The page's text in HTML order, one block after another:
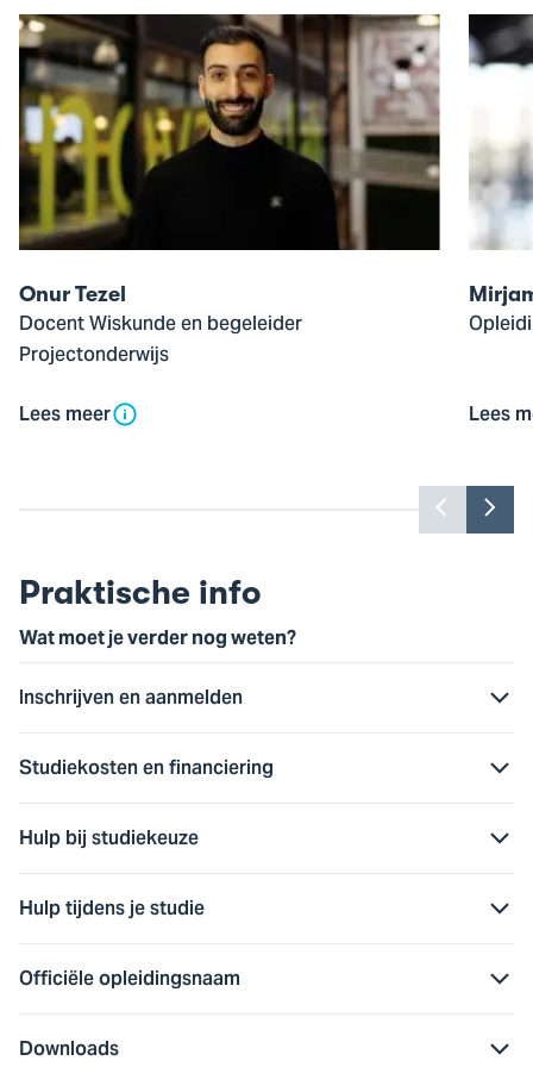
Open
de
pop-
up
van
Tezel
Onur Tezel
Docent Wiskunde en begeleider
Projectonderwijs
Lees meer
Open
de
van
Mirjam
Boer
Lees
Toon
vorige
Praktische info
Wat moet je verder nog weten?
Inschrijven en aanmelden
Studiekosten en financiering
Hulp bij studiekeuze
Hulp tijdens je studie
Officiële opleidingsnaam
Downloads